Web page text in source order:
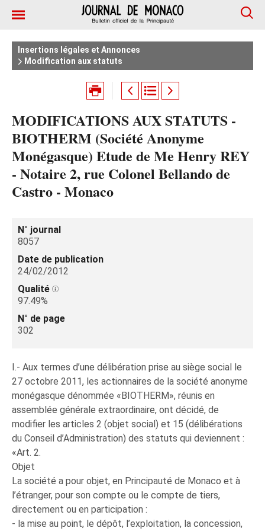
Insertions légales et Annonces
Modification aux statuts
MODIFICATIONS AUX STATUTS -
BIOTHERM (Société Anonyme
Monégasque) Etude de Me Henry REY
- Notaire 2, rue Colonel Bellando de
Castro - Monaco
N° journal
8057
Date de publication
24/02/2012
Qualité
97.49%
N° de page
302
I.- Aux termes d’une délibération prise au siège social le
27 octobre 2011, les actionnaires de la société anonyme
monégasque dénommée «BIOTHERM», réunis en
assemblée générale extraordinaire, ont décidé, de
modifier les articles 2 (objet social) et 15 (délibérations
du Conseil d’Administration) des statuts qui deviennent :
«Art. 2.
Objet
La société a pour objet, en Principauté de Monaco et à
l’étranger, pour son compte ou le compte de tiers,
directement ou en participation :
- la mise au point, le dépôt, l’exploitation, la concession,